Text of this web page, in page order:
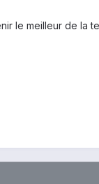
le meilleur de la